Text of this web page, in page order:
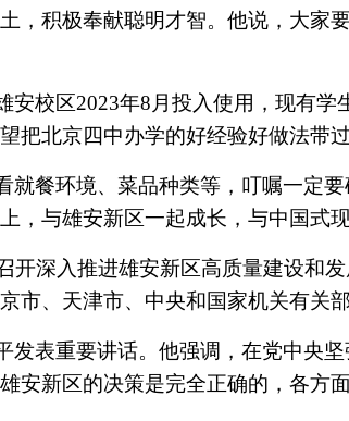
，积极奉献聪明才智。他说，大家
安校区2023年8月投入使用，现有
把北京四中办学的好经验好做法带
就餐环境、菜品种类等，叮嘱一定
，与雄安新区一起成长，与中国式
开深入推进雄安新区高质量建设和
市、天津市、中央和国家机关有关
发表重要讲话。他强调，在党中央
安新区的决策是完全正确的，各方